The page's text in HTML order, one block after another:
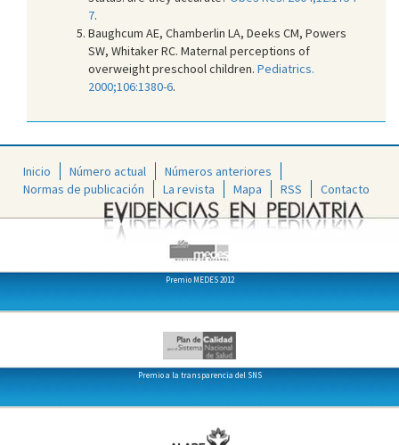
7.
Baughcum AE, Chamberlin LA, Deeks CM, Powers
SW, Whitaker RC. Maternal perceptions of
overweight preschool children. Pediatrics.
2000;106:1380-6.
Inicio Número actual
Números anteriores
Normas de publicación
La revista Mapa RSS Contacto
Premio MEDES 2012
Premio a la transparencia del SNS